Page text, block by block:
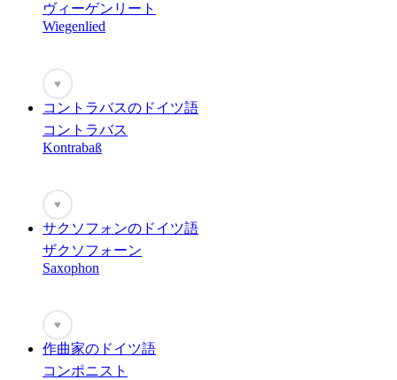
ヴィーゲンリート
Wiegenlied
♥
コントラバスのドイツ語
コントラバス
Kontrabaß
♥
サクソフォンのドイツ語
ザクソフォーン
Saxophon
♥
作曲家のドイツ語
コンポニスト